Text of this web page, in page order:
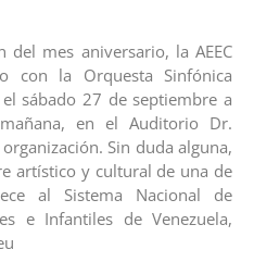
del mes aniversario, la AEEC
con la Orquesta Sinfónica
sábado 27 de septiembre a
en el Auditorio Dr.
Sin duda alguna,
artístico y cultural de una de
al Sistema Nacional de
e Infantiles de Venezuela,